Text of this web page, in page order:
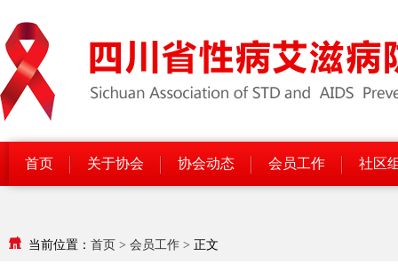
首页 关于协会 协会动态 会员工作 社区
当前位置： 首页 > 会员工作 > 正文